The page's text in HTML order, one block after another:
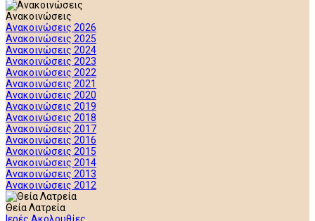
Ανακοινώσεις
Ανακοινώσεις 2026
Ανακοινώσεις 2025
Ανακοινώσεις 2024
Ανακοινώσεις 2023
Ανακοινώσεις 2022
Ανακοινώσεις 2021
Ανακοινώσεις 2020
Ανακοινώσεις 2019
Ανακοινώσεις 2018
Ανακοινώσεις 2017
Ανακοινώσεις 2016
Ανακοινώσεις 2015
Ανακοινώσεις 2014
Ανακοινώσεις 2013
Ανακοινώσεις 2012
Θεία Λατρεία
Ιερές Ακολουθίες